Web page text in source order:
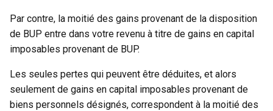
Par contre, la moitié des gains provenant de la disposition
de BUP entre dans votre revenu à titre de gains en capital
imposables provenant de BUP.
Les seules pertes qui peuvent être déduites, et alors
seulement de gains en capital imposables provenant de
biens personnels désignés, correspondent à la moitié des